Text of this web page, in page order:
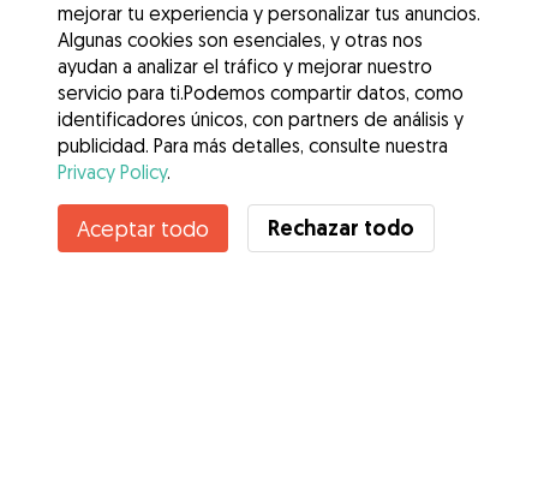
mejorar tu experiencia y personalizar tus anuncios.
Algunas cookies son esenciales, y otras nos
ayudan a analizar el tráfico y mejorar nuestro
servicio para ti.Podemos compartir datos, como
identificadores únicos, con partners de análisis y
publicidad. Para más detalles, consulte nuestra
Privacy Policy.
Aceptar todo Rechazar todo